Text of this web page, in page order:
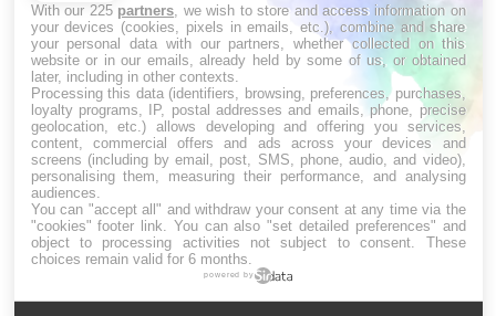
LES MALADIES
Hypotension orthostatique : quand la
pression artérielle chute au lever
Drépanocytose : une déformation des
globules rouges aux conséquences
graves
With our 225 partners , we wish to store and access information on
your devices (cookies, pixels in emails, etc.), combine and share
your personal data with our partners, whether collected on this
website or in our emails, already held by some of us, or obtained
later, including in other contexts.
Processing this data (identifiers, browsing, preferences, purchases,
loyalty programs, IP, postal addresses and emails, phone, precise
geolocation, etc.) allows developing and offering you services,
content, commercial offers and ads across your devices and
screens (including by email, post, SMS, phone, audio, and video),
personalising them, measuring their performance, and analysing
audiences.
You can "accept all" and withdraw your consent at any time via the
"cookies" footer link . You can also "set detailed preferences" and
object to processing activities not subject to consent. These
choices remain valid for 6 months.
powered by